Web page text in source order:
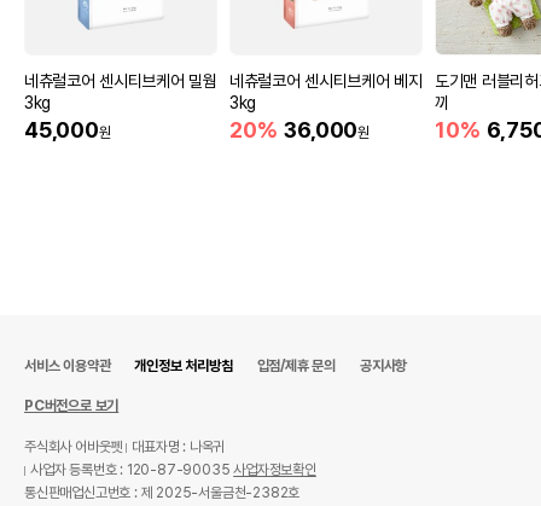
네츄럴코어 센시티브케어 밀웜
3kg
45,000원
네츄럴코어 센시티브케어 베지
3kg
20% 36,000원
도기맨 러블리
끼
10%
서비스 이용약관 개인정보 처리방침 입점/제휴 문의 공지사항
PC버전으로 보기
주식회사 어바웃펫
대표자명 : 나옥귀
사업자 등록번호 : 120-87-90035사업자정보확인
통신판매업신고번호 : 제 2025-서울금천-2382호